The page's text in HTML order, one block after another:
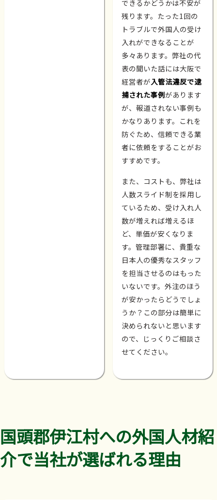
できるかどうかは不安が
残ります。たった1回の
トラブルで外国人の受け
入れができなることが
多々あります。弊社の代
表の聞いた話には大阪で
経営者が入管法違反で逮
捕された事例があります
が、報道されない事例も
かなりあります。これを
防ぐため、信頼できる業
者に依頼をすることがお
すすめです。
また、コストも、弊社は
人数スライド制を採用し
ているため、受け入れ人
数が増えれば増えるほ
ど、単価が安くなりま
す。管理部署に、貴重な
日本人の優秀なスタッフ
を担当させるのはもった
いないです。外注のほう
が安かったらどうでしょ
うか？この部分は簡単に
決められないと思います
ので、じっくりご相談さ
せてください。
国頭郡伊江村への外国人材紹
介で当社が選ばれる理由